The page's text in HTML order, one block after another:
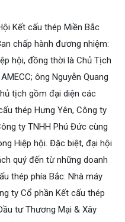
Kết cấu thép Miền Bắc
chấp hành đương nhiệm:
hội, đồng thời là Chủ Tịch
ông Nguyễn Quang
tịch gồm đại diện các
thép Hưng Yên, Công ty
ty TNHH Phú Đức cùng
Hiệp hội. Đặc biệt, đại hội
quý đến từ những doanh
thép phía Bắc: Nhà máy
ty Cổ phần Kết cấu thép
tư Thương Mại & Xây